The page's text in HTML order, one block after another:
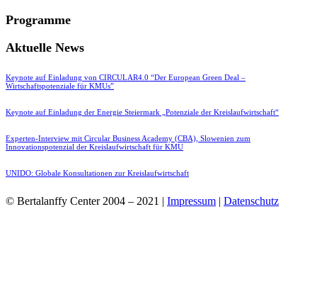
Programme
Aktuelle News
Keynote auf Einladung von CIRCULAR4.0 “Der European Green Deal –
Wirtschaftspotenziale für KMUs”
Keynote auf Einladung der Energie Steiermark „Potenziale der Kreislaufwirtschaft“
Experten-Interview mit Circular Business Academy (CBA), Slowenien zum
Innovationspotenzial der Kreislaufwirtschaft für KMU
UNIDO: Globale Konsultationen zur Kreislaufwirtschaft
© Bertalanffy Center 2004 – 2021 | Impressum | Datenschutz